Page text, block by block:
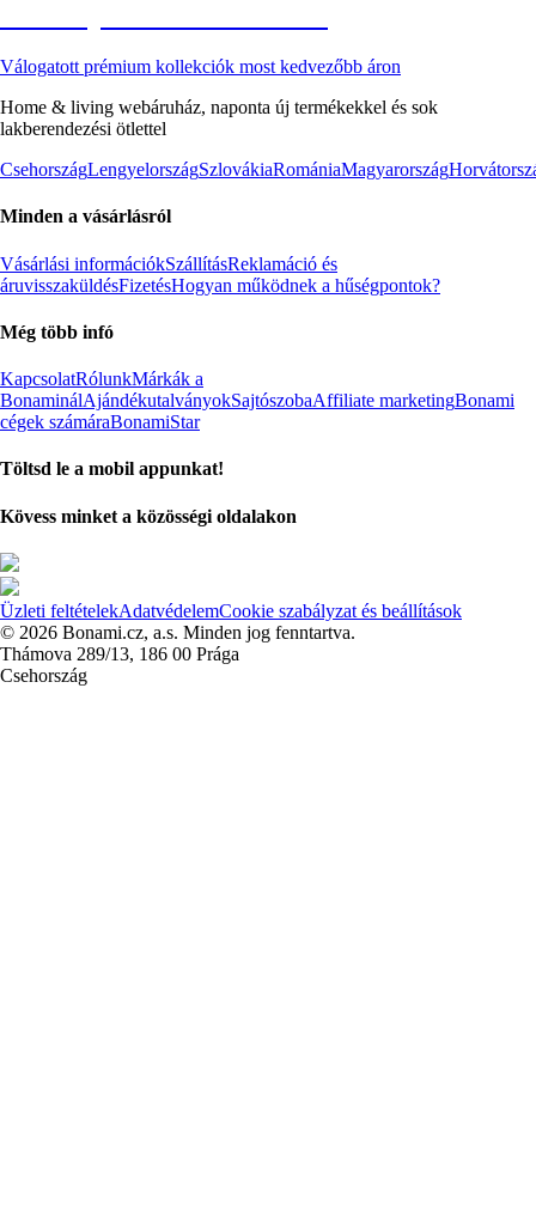
Válogatott prémium kollekciók most kedvezőbb áron
Home & living webáruház, naponta új termékekkel és sok
lakberendezési ötlettel
CsehországLengyelországSzlovákiaRomániaMagyarország
Minden a vásárlásról
Vásárlási információkSzállításReklamáció és
áruvisszaküldésFizetésHogyan működnek a hűségpontok?
Még több infó
KapcsolatRólunkMárkák a
BonaminálAjándékutalványokSajtószobaAffiliate marketingBonami
cégek számáraBonamiStar
Töltsd le a mobil appunkat!
Kövess minket a közösségi oldalakon
Üzleti feltételekAdatvédelemCookie szabályzat és beállítások
© 2026 Bonami.cz, a.s. Minden jog fenntartva.
Thámova 289/13, 186 00 Prága
Csehország